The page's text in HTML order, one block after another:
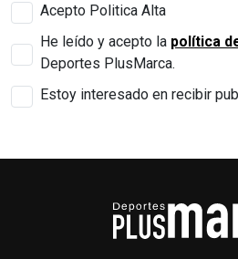
Acepto Politica Alta
He leído y acepto la política
Deportes PlusMarca.
Estoy interesado en recibir